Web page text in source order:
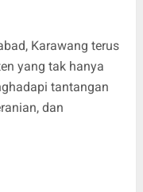
Karawang terus
yang tak hanya
tantangan
dan